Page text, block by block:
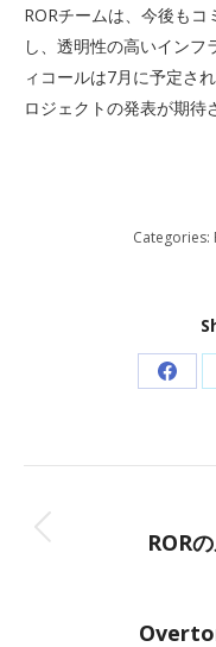
RORチームは、今後も
し、透明性の高いイン
ィコールは7月に予定さ
ロジェクトの発表が期待
Categories:
navigation
ROR